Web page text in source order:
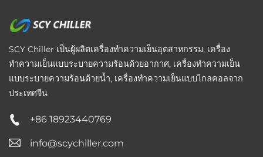
SCY Chiller เป็นผู้ผลิตเครื่องทำความเย็นอุตสาหกรรม, เครื่อง
ทำความเย็นแบบระบายความร้อนด้วยอากาศ, เครื่องทำความเย็น
แบบระบายความร้อนด้วยน้ำ, เครื่องทำความเย็นแบบไกลคอลจาก
ประเทศจีน
+86 18923440769
info@scychiller.com